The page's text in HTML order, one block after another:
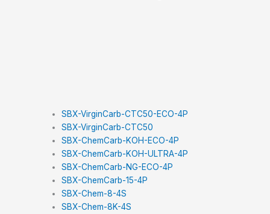
SBX-VirginCarb-CTC50-ECO-4P
SBX-VirginCarb-CTC50
SBX-ChemCarb-KOH-ECO-4P
SBX-ChemCarb-KOH-ULTRA-4P
SBX-ChemCarb-NG-ECO-4P
SBX-ChemCarb-15-4P
SBX-Chem-8-4S
SBX-Chem-8K-4S